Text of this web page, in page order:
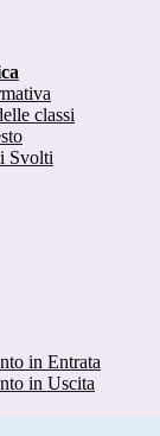
classi
Svolti
in Entrata
in Uscita